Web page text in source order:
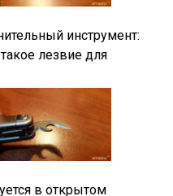
инструмент:
лезвие для
в открытом